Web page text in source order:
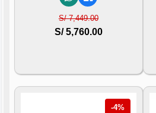
S/ 7,449.00
S/ 5,760.00
-4%